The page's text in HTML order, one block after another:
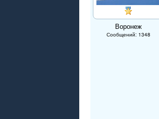
Воронеж
Сообщений: 1348